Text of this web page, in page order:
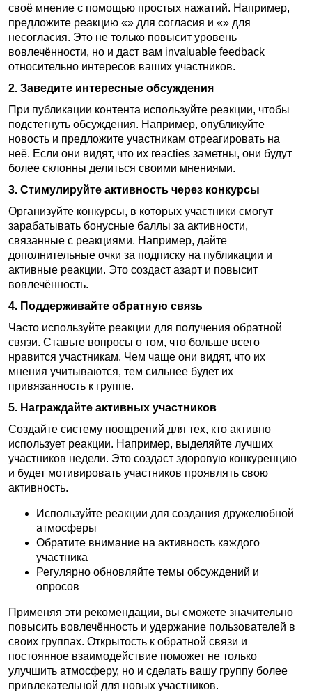
своё мнение с помощью простых нажатий. Например,
предложите реакцию «» для согласия и «» для
несогласия. Это не только повысит уровень
вовлечённости, но и даст вам invaluable feedback
относительно интересов ваших участников.
2. Заведите интересные обсуждения
При публикации контента используйте реакции, чтобы
подстегнуть обсуждения. Например, опубликуйте
новость и предложите участникам отреагировать на
неё. Если они видят, что их reacties заметны, они будут
более склонны делиться своими мнениями.
3. Стимулируйте активность через конкурсы
Организуйте конкурсы, в которых участники смогут
зарабатывать бонусные баллы за активности,
связанные с реакциями. Например, дайте
дополнительные очки за подписку на публикации и
активные реакции. Это создаст азарт и повысит
вовлечённость.
4. Поддерживайте обратную связь
Часто используйте реакции для получения обратной
связи. Ставьте вопросы о том, что больше всего
нравится участникам. Чем чаще они видят, что их
мнения учитываются, тем сильнее будет их
привязанность к группе.
5. Награждайте активных участников
Создайте систему поощрений для тех, кто активно
использует реакции. Например, выделяйте лучших
участников недели. Это создаст здоровую конкуренцию
и будет мотивировать участников проявлять свою
активность.
Используйте реакции для создания дружелюбной
атмосферы
Обратите внимание на активность каждого
участника
Регулярно обновляйте темы обсуждений и
опросов
Применяя эти рекомендации, вы сможете значительно
повысить вовлечённость и удержание пользователей в
своих группах. Открытость к обратной связи и
постоянное взаимодействие поможет не только
улучшить атмосферу, но и сделать вашу группу более
привлекательной для новых участников.